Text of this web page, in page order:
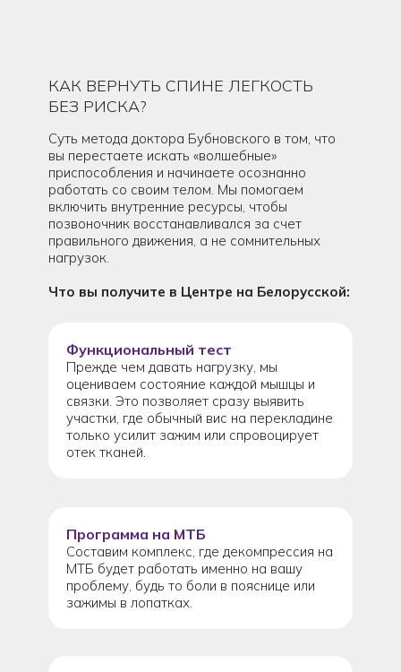
КАК ВЕРНУТЬ СПИНЕ ЛЕГКОСТЬ
БЕЗ РИСКА?
Суть метода доктора Бубновского в том, что
вы перестаете искать «волшебные»
приспособления и начинаете осознанно
работать со своим телом. Мы помогаем
включить внутренние ресурсы, чтобы
позвоночник восстанавливался за счет
правильного движения, а не сомнительных
нагрузок.
Что вы получите в Центре на Белорусской:
Функциональный тест
Прежде чем давать нагрузку, мы
оцениваем состояние каждой мышцы и
связки. Это позволяет сразу выявить
участки, где обычный вис на перекладине
только усилит зажим или спровоцирует
отек тканей.
Программа на МТБ
Составим комплекс, где декомпрессия на
МТБ будет работать именно на вашу
проблему, будь то боли в пояснице или
зажимы в лопатках.